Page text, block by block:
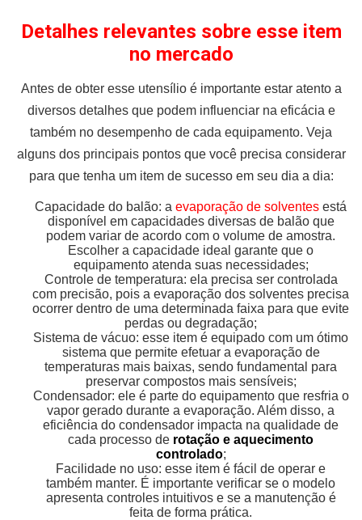
Detalhes relevantes sobre esse item
no mercado
Antes de obter esse utensílio é importante estar atento a
diversos detalhes que podem influenciar na eficácia e
também no desempenho de cada equipamento. Veja
alguns dos principais pontos que você precisa considerar
para que tenha um item de sucesso em seu dia a dia:
Capacidade do balão: a evaporação de solventes está
disponível em capacidades diversas de balão que
podem variar de acordo com o volume de amostra.
Escolher a capacidade ideal garante que o
equipamento atenda suas necessidades;
Controle de temperatura: ela precisa ser controlada
com precisão, pois a evaporação dos solventes precisa
ocorrer dentro de uma determinada faixa para que evite
perdas ou degradação;
Sistema de vácuo: esse item é equipado com um ótimo
sistema que permite efetuar a evaporação de
temperaturas mais baixas, sendo fundamental para
preservar compostos mais sensíveis;
Condensador: ele é parte do equipamento que resfria o
vapor gerado durante a evaporação. Além disso, a
eficiência do condensador impacta na qualidade de
cada processo de rotação e aquecimento
controlado;
Facilidade no uso: esse item é fácil de operar e
também manter. É importante verificar se o modelo
apresenta controles intuitivos e se a manutenção é
feita de forma prática.